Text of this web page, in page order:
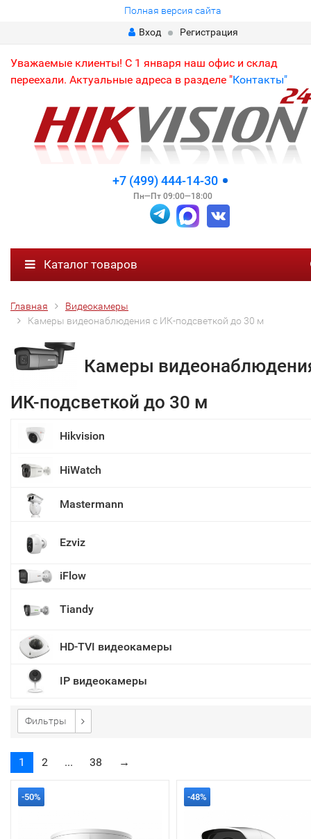
Полная версия сайта
Вход
Регистрация
Уважаемые клиенты! С 1 января наш офис и склад
переехали. Актуальные адреса в разделе "Контакты"
+7 (499) 444-14-30
Пн—Пт 09:00—18:00
Каталог товаров
Главная
Видеокамеры
Камеры видеонаблюдения с ИК-подсветкой до 30 м
Камеры
ИК-подсветкой до 30 м
Hikvision
HiWatch
Mastermann
Ezviz
iFlow
Tiandy
HD-TVI видеокамеры
IP видеокамеры
Фильтры
1 2 ... 38 →
-50% -48%